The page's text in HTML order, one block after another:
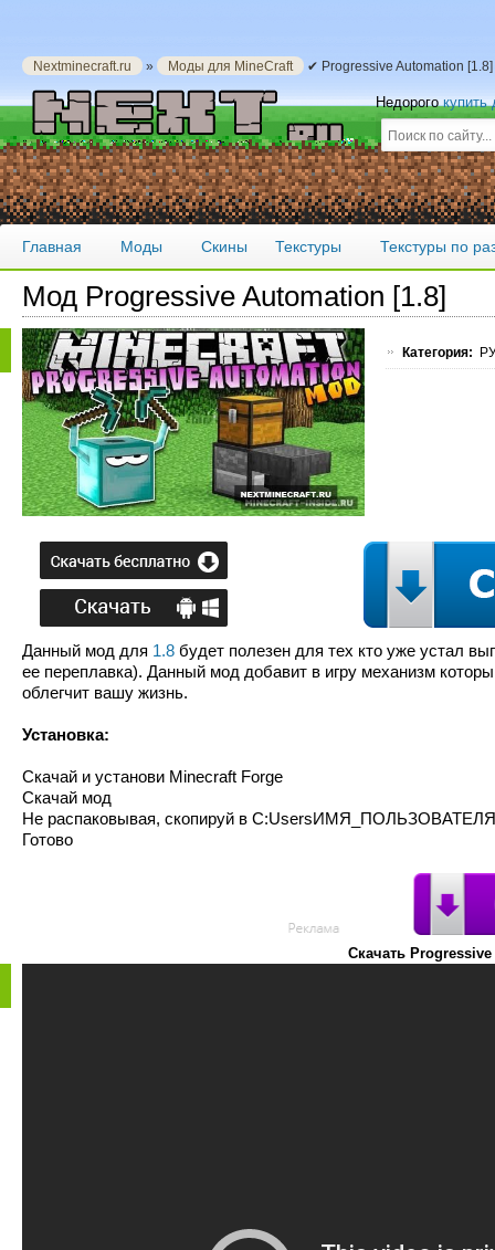
Nextminecraft.ru » Моды для MineCraft ✔ Progressive Automation
Недорогокупить
Главная Моды Скины Текстуры Текстуры по
Мод Progressive Automation [1.8]
Категория:
Данный мод для 1.8 будет полезен для тех кто уже устал
ее переплавка). Данный мод добавит в игру механизм
облегчит вашу жизнь.
Установка:
Скачай и установи Minecraft Forge
Скачай мод
Не распаковывая, скопируй в
Готово
Скачать